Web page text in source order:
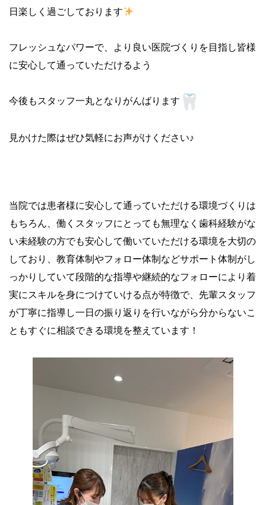
日楽しく過ごしております
フレッシュなパワーで、より良い医院づくりを目指し皆様
に安心して通っていただけるよう
今後もスタッフ一丸となりがんばります
見かけた際はぜひ気軽にお声がけください♪
当院では患者様に安心して通っていただける環境づくりは
もちろん、働くスタッフにとっても無理なく歯科経験がな
い未経験の方でも安心して働いていただける環境を大切の
しており、教育体制やフォロー体制などサポート体制がし
っかりしていて段階的な指導や継続的なフォローにより着
実にスキルを身につけていける点が特徴で、先輩スタッフ
が丁寧に指導し一日の振り返りを行いながら分からないこ
ともすぐに相談できる環境を整えています！